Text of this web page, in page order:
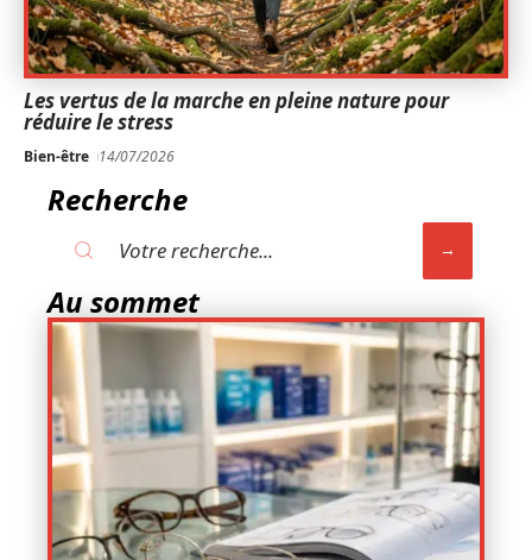
Les vertus de la marche en pleine nature pour
réduire le stress
Bien-être 14/07/2026
Recherche
Au sommet